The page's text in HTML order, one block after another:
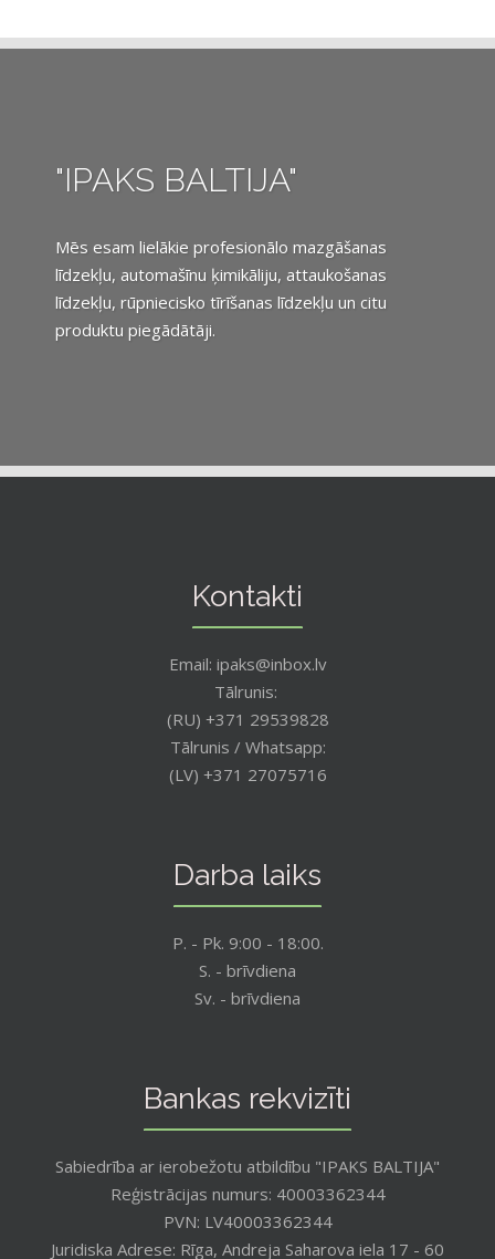
"IPAKS BALTIJA"
Mēs esam lielākie profesionālo mazgāšanas
līdzekļu, automašīnu ķimikāliju, attaukošanas
līdzekļu, rūpniecisko tīrīšanas līdzekļu un citu
produktu piegādātāji.
Kontakti
Email: ipaks@inbox.lv
Tālrunis:
(RU) +371 29539828
Tālrunis / Whatsapp:
(LV) +371 27075716
Darba laiks
P. - Pk. 9:00 - 18:00.
S. - brīvdiena
Sv. - brīvdiena
Bankas rekvizīti
Sabiedrība ar ierobežotu atbildību "IPAKS BALTIJA"
Reģistrācijas numurs: 40003362344
PVN: LV40003362344
Juridiska Adrese: Rīga, Andreja Saharova iela 17 - 60